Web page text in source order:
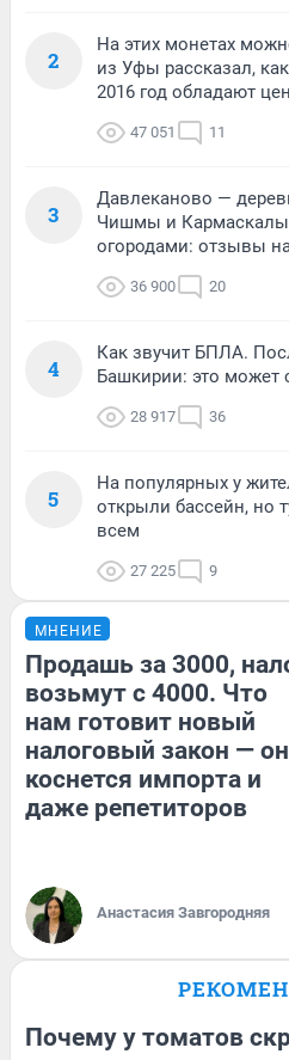
2
На этих монетах
из Уфы рассказал,
2016 год обладают
47 051 11
3
Давлеканово —
Чишмы и
огородами: отзывы
36 900 20
4
Как звучит БПЛА.
Башкирии: это может
28 917 36
5
На популярных у
открыли бассейн, но
всем
27 225 9
МНЕНИЕ
Продашь за 3000,
возьмут с 4000. Что
нам готовит новый
налоговый закон — он
коснется импорта и
даже репетиторов
Анастасия Завгородняя
Почему у томатов